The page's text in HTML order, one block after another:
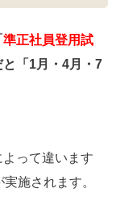
準正社員登用試
「1月・4月・7
って違います
施されます。